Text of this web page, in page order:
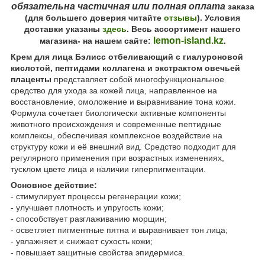
обязательна частичная или полная оплатазаказа
(для большего доверия читайте отзывы). Условия
доставки указаны здесь. Весь ассортимент нашего
магазина- на нашем сайте: lemon-island.kz.
Крем для лица Бэлисс отбеливающий с гиалуроновой
кислотой, пептидами коллагена и экстрактом овечьей
плаценты представляет собой многофункциональное
средство для ухода за кожей лица, направленное на
восстановление, омоложение и выравнивание тона кожи.
Формула сочетает биологически активные компоненты
животного происхождения и современные пептидные
комплексы, обеспечивая комплексное воздействие на
структуру кожи и её внешний вид. Средство подходит для
регулярного применения при возрастных изменениях,
тусклом цвете лица и наличии гиперпигментации.
Основное действие:
- стимулирует процессы регенерации кожи;
- улучшает плотность и упругость кожи;
- способствует разглаживанию морщин;
- осветляет пигментные пятна и выравнивает тон лица;
- увлажняет и снижает сухость кожи;
- повышает защитные свойства эпидермиса.